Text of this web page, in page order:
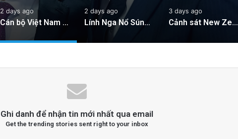
2 days ago
Cán bộ Việt Nam bị tố cáo tấn công tình dục hai nữ phục vụ tại New Zealand trước chuyến thăm của Thủ tướng Chính
2 days ago
Lính Nga Nổ Súng Giết Đồng Đội và Tấn Công Dân Thường Tại Crimea
3 days ago
Cảnh sát New Zealand bày tỏ lo ngại về hành động của hai quan chức Việt Nam
Ghi danh để nhận tin mới nhất qua email
Get the trending stories sent right to your inbox